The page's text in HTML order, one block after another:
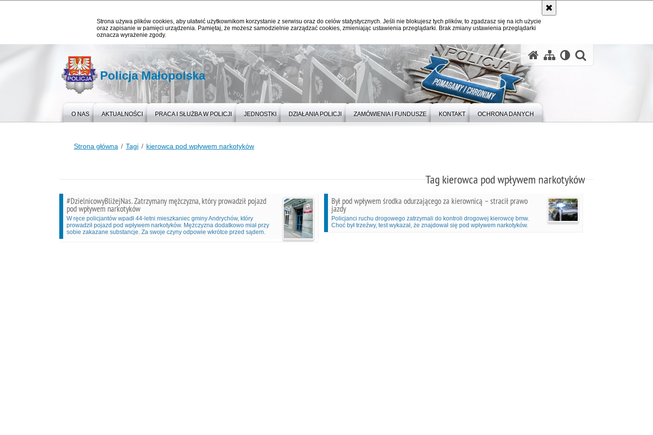
Strona używa plików cookies, aby ułatwić użytkownikom korzystanie z serwisu oraz do celów statystycznych. Jeśli nie blokujesz tych plików, to zgadzasz się na ich użycie
oraz zapisanie w pamięci urządzenia. Pamiętaj, że możesz samodzielnie zarządzać cookies, zmieniając ustawienia przeglądarki. Brak zmiany ustawienia przeglądarki
oznacza wyrażenie zgody.
Policja Małopolska
O NAS AKTUALNOŚCI PRACA I SŁUŻBA W POLICJI JEDNOSTKI DZIAŁANIA POLICJI ZAMÓWIENIA I FUNDUSZE KONTAKT OCHRONA DANYCH
Strona główna Tagi kierowca pod wpływem narkotyków
Tag kierowca pod wpływem narkotyków
#DzielnicowyBliżejNas. Zatrzymany mężczyzna, który prowadził pojazd
pod wpływem narkotyków
W ręce policjantów wpadł 44-letni mieszkaniec gminy Andrychów, który
prowadził pojazd pod wpływem narkotyków. Mężczyzna dodatkowo miał przy
sobie zakazane substancje. Za swoje czyny odpowie wkrótce przed sądem.
Był pod wpływem środka odurzającego za kierownicą – stracił prawo
jazdy
Policjanci ruchu drogowego zatrzymali do kontroli drogowej kierowcę bmw.
Choć był trzeźwy, test wykazał, że znajdował się pod wpływem narkotyków.